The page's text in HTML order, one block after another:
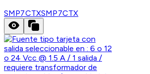
SMP7CTXSMP7CTX